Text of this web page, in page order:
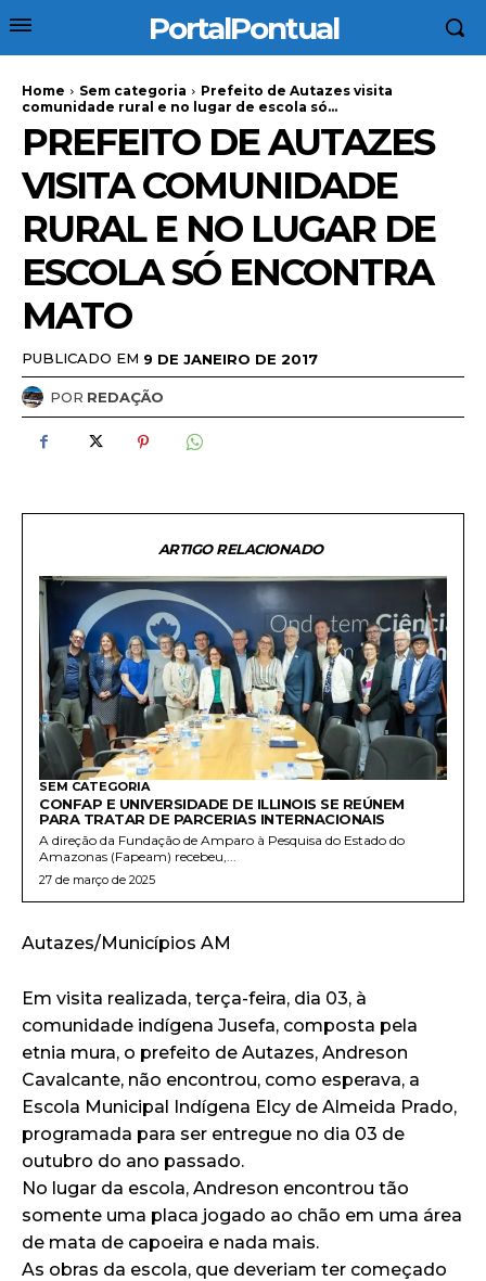
PortalPontual
Home Sem categoria
Prefeito de Autazes visita
comunidade rural e no lugar de escola só...
PREFEITO DE AUTAZES
VISITA COMUNIDADE
RURAL E NO LUGAR DE
ESCOLA SÓ ENCONTRA
MATO
PUBLICADO EM 9 DE JANEIRO DE 2017
POR REDAÇÃO
ARTIGO RELACIONADO
SEM CATEGORIA
CONFAP E UNIVERSIDADE DE ILLINOIS SE REÚNEM
PARA TRATAR DE PARCERIAS INTERNACIONAIS
A direção da Fundação de Amparo à Pesquisa do Estado do
Amazonas (Fapeam) recebeu,...
27 de março de 2025
Autazes/Municípios AM
Em visita realizada, terça-feira, dia 03, à
comunidade indígena Jusefa, composta pela
etnia mura, o prefeito de Autazes, Andreson
Cavalcante, não encontrou, como esperava, a
Escola Municipal Indígena Elcy de Almeida Prado,
programada para ser entregue no dia 03 de
outubro do ano passado.
No lugar da escola, Andreson encontrou tão
somente uma placa jogado ao chão em uma área
de mata de capoeira e nada mais.
As obras da escola, que deveriam ter começado